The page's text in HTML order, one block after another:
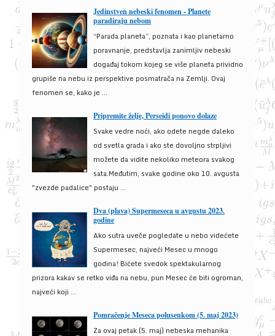
Jedinstven nebeski fenomen - Planete
paradiraju nebom
“Parada planeta”, poznata i kao planetarno
poravnanje, predstavlja zanimljiv nebeski
događaj tokom kojeg se više planeta prividno
grupiše na nebu iz perspektive posmatrača na Zemlji. Ovaj
fenomen se, kako je ...
Pripremite želje, Perseidi ponovo dolaze
Svake vedre noći, ako odete negde daleko
od svetla grada i ako ste dovoljno strpljivi
možete da vidite nekoliko meteora svakog
sata.Međutim, svake godine oko 10. avgusta
"zvezde padalice" postaju ...
Dva (plava) Supermeseca u avgustu 2023.
godine
Ako sutra uveče pogledate u nebo videćete
Supermesec, najveći Mesec u mnogo
godina! Bićete svedok spektakularnog
prizora kakav se retko viđa na nebu, pun Mesec će biti ogroman,
najveći koji ...
Pomračenje Meseca polusenkom (5. maj 2023)
Za ovaj petak (5. maj) nebeska mehanika